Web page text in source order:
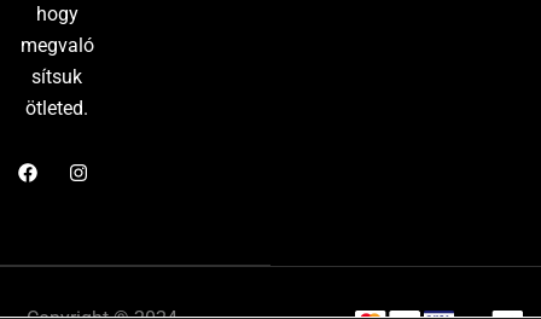
hogy
megvaló
sítsuk
ötleted.